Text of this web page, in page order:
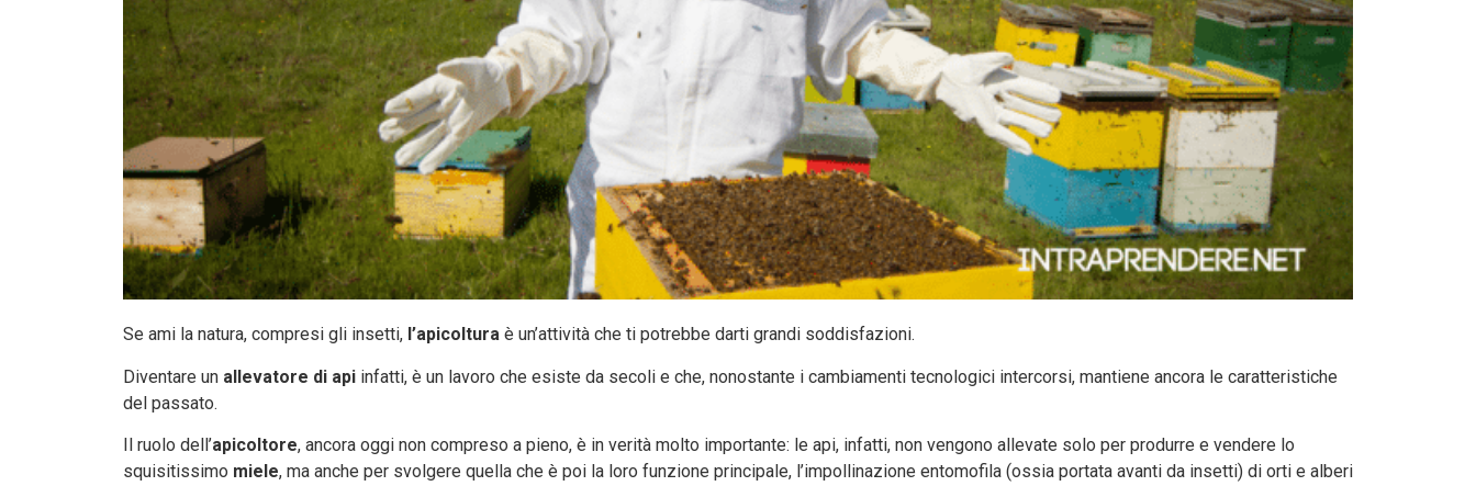
Se ami la natura, compresi gli insetti, l’apicoltura è un’attività che ti potrebbe darti grandi soddisfazioni.
Diventare un allevatore di api infatti, è un lavoro che esiste da secoli e che, nonostante i cambiamenti tecnologici intercorsi, mantiene ancora le caratteristiche
del passato.
Il ruolo dell’apicoltore, ancora oggi non compreso a pieno, è in verità molto importante: le api, infatti, non vengono allevate solo per produrre e vendere lo
squisitissimo miele, ma anche per svolgere quella che è poi la loro funzione principale, l’impollinazione entomofila (ossia portata avanti da insetti) di orti e alberi